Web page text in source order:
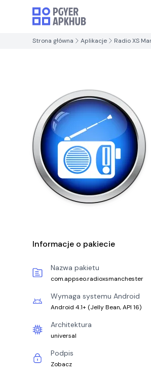
Strona główna Aplikacje Radio XS
Informacje o pakiecie
Nazwa pakietu
com.appseo.radioxsmanchester
Wymaga systemu Android
Android 4.1+ (Jelly Bean, API 16)
Architektura
universal
Podpis
Zobacz